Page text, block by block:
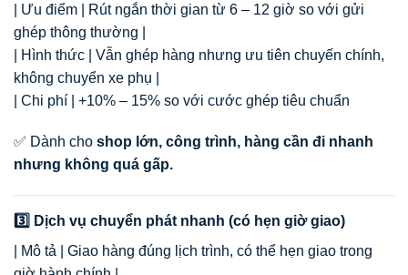
| Ưu điểm | Rút ngắn thời gian từ 6 – 12 giờ so với gửi
ghép thông thường |
| Hình thức | Vẫn ghép hàng nhưng ưu tiên chuyến chính,
không chuyển xe phụ |
| Chi phí | +10% – 15% so với cước ghép tiêu chuẩn
✅ Dành cho shop lớn, công trình, hàng cần đi nhanh
nhưng không quá gấp.
3️⃣ Dịch vụ chuyển phát nhanh (có hẹn giờ giao)
| Mô tả | Giao hàng đúng lịch trình, có thể hẹn giao trong